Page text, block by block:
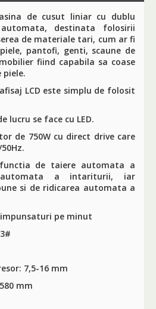
de cusut liniar cu dublu
destinata folosirii
de materiale tari, cum ar fi
pantofi, genti, scaune de
fiind capabila sa coase
piele.
LCD este simplu de folosit
lucru se face cu LED.
de 750W cu direct drive care
de taiere automata a
a intariturii, iar
si de ridicarea automata a
pe minut
7,5-16 mm
mm